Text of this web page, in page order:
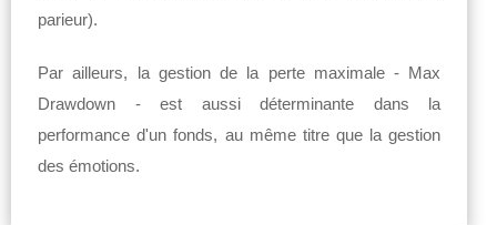
parieur).
Par ailleurs, la gestion de la perte maximale - Max
Drawdown - est aussi déterminante dans la
performance d'un fonds, au même titre que la gestion
des émotions.